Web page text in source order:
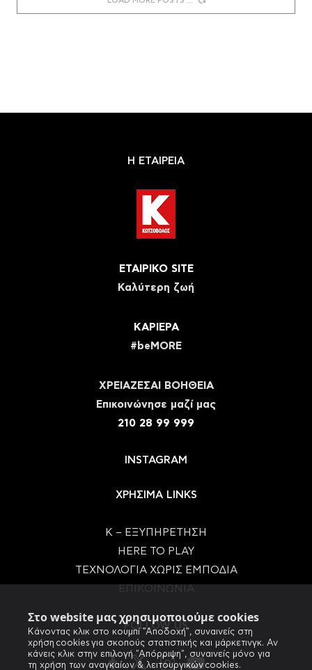
Στο website μας χρησιμοποιούμε cookies
Κάνοντας κλικ στο κουμπί "Αποδοχή", συναινείς στη
χρήση cookies για σκοπούς στατιστικής και μάρκετινγκ. Αν
κάνεις κλικ στην επιλογή "Απόρριψη", συναινείς μόνο για
τη χρήση των αναγκαίων & λειτουργικών cookies.
Η ΕΤΑΙΡΕΙΑ
ΕΤΑΙΡΙΚΟ SITE
Καλύτερη ζωή
ΚΑΡΙΕΡΑ
#beMORE
ΧΡΕΙΑΖΕΣΑΙ ΒΟΗΘΕΙΑ
Eπικοινώνησε μαζί μας
210 28 99 999
INSTAGRAM
ΧΡΗΣΙΜΑ LINKS
Κ – ΕΞΥΠΗΡΕΤΗΣΗ
HERE TO PLAY
ΤΕΧΝΟΛΟΓΙΑ ΧΩΡΙΣ ΕΜΠΟΔΙΑ
FOLLOW US